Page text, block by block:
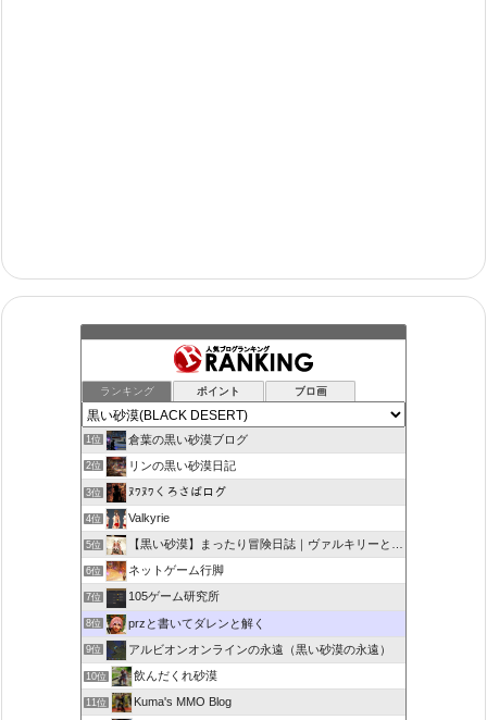
ランキング ポイント ブロ画
1位 倉葉の黒い砂漠ブログ
2位 リンの黒い砂漠日記
3位 ﾇﾜﾇﾜくろさばログ
4位 Valkyrie
5位 【黒い砂漠】まったり冒険日誌｜ヴァルキリーと闇の精霊の旅
6位 ネットゲーム行脚
7位 105ゲーム研究所
8位 przと書いてダレンと解く
9位 アルビオンオンラインの永遠（黒い砂漠の永遠）
10位 飲んだくれ砂漠
11位 Kuma's MMO Blog